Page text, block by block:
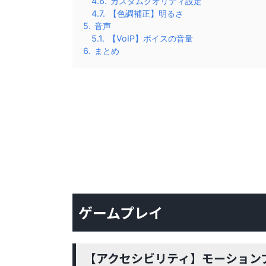
4.7.
【色調補正】明るさ
5. 音声
5.1.
【VoIP】ボイスの音量
6. まとめ
ゲームプレイ
【アクセシビリティ】モーション